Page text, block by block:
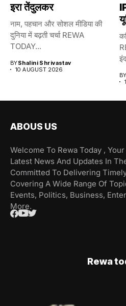
इरा तेंदुलकर
नाम, पहचान और सोशल मीडिया की
दुनिया में बढ़ती चर्चा REWA
TODAY...
BYShalini Shrivastav
10 AUGUST 2026
BY
ABOUS US
Welcome To Rewa Today ,
Latest News And Updates In
Committed To Delivering
Covering A Wide Range Of
Events, Politics, Business,
More.
Rewa